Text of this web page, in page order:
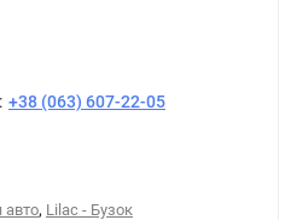
+38 (063) 607-22-05
авто, Lilac - Бузок